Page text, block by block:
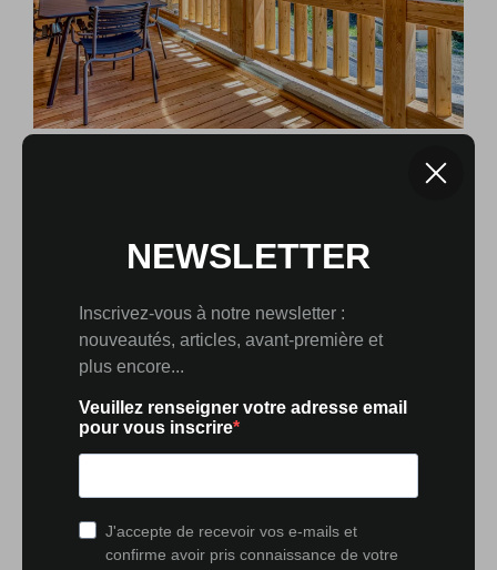
TOURNÉ VERS L’AVENIR
Au-delà de la qualité architecturale du programme, ces
quatre chalets s’inscrivent dans une démarche
patrimoniale particulièrement attractive. Considéré
fiscale, chaque chalet permet, sous réserve d’une
également d’un taux réduit.Le classement Meublé de
Tourisme 4 étoiles, délivré par le Syndicat